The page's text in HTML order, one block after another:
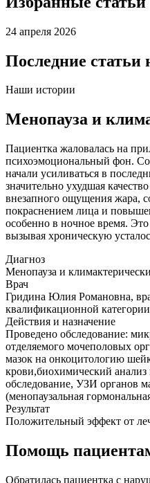
24 апреля 2026
Последние статьи
Наши истории
Менопауза и
Пациентка жаловалась на
психоэмоциональный фон.
начали усиливаться в
значительно ухудшая
внезапного ощущения жара,
покраснением лица и
особенно в ночное время.
вызывая хроническую
Диагноз
Менопауза и
Врач
Гридина Юлия Романовна,
квалификационной
Действия и назначение
Проведено обследование:
отделяемого мочеполовых
мазок на онкоцитологию
крови,биохимический анализ
обследование, УЗИ органов
(менопаузальная
Результат
Положительный эффект от
Помощь
Обратилась пациентка с